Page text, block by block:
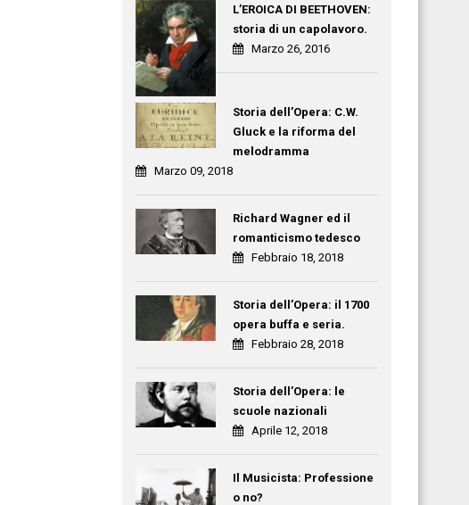
L’EROICA DI BEETHOVEN:
storia di un capolavoro.
Marzo 26, 2016
Storia dell’Opera: C.W.
Gluck e la riforma del
melodramma
Marzo 09, 2018
Richard Wagner ed il
romanticismo tedesco
Febbraio 18, 2018
Storia dell’Opera: il 1700
opera buffa e seria.
Febbraio 28, 2018
Storia dell’Opera: le
scuole nazionali
Aprile 12, 2018
Il Musicista: Professione
o no?